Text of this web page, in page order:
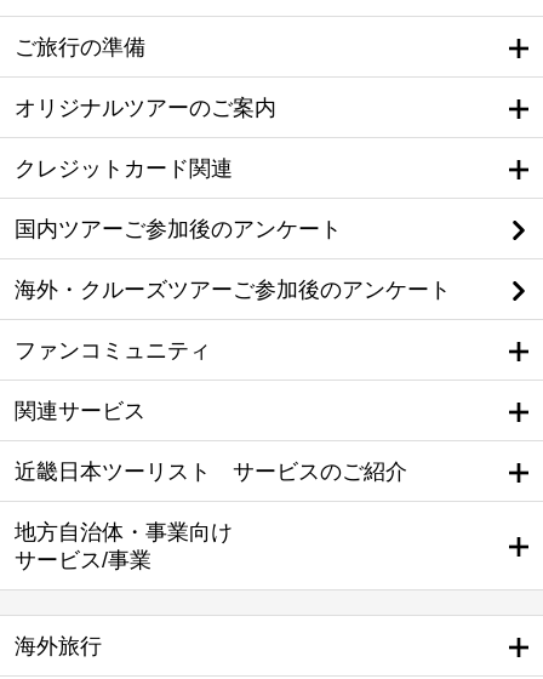
ご旅行の準備
オリジナルツアーのご案内
クレジットカード関連
国内ツアーご参加後のアンケート
海外・クルーズツアーご参加後のアンケート
ファンコミュニティ
関連サービス
近畿日本ツーリスト サービスのご紹介
地方自治体・事業向け
サービス/事業
海外旅行